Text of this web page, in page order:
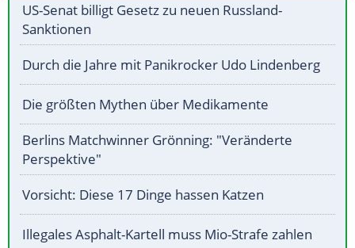
US-Senat billigt Gesetz zu neuen Russland-
Sanktionen
Durch die Jahre mit Panikrocker Udo Lindenberg
Die größten Mythen über Medikamente
Berlins Matchwinner Grönning: "Veränderte
Perspektive"
Vorsicht: Diese 17 Dinge hassen Katzen
Illegales Asphalt-Kartell muss Mio-Strafe zahlen